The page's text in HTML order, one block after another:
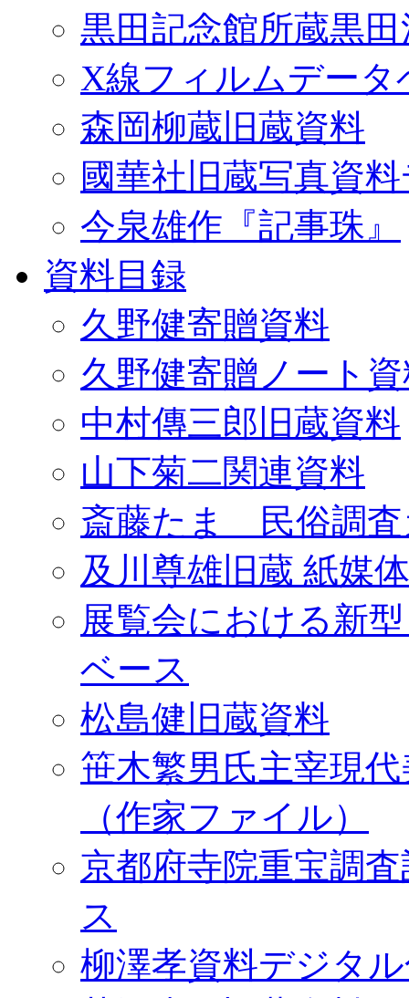
黒田記念館所蔵黒
X線フィルムデータ
森岡柳蔵旧蔵資料
國華社旧蔵写真資
今泉雄作『記事珠』
資料目録
久野健寄贈資料
久野健寄贈ノート
中村傳三郎旧蔵資料
山下菊二関連資料
斎藤たま 民俗調査
及川尊雄旧蔵 紙媒
展覧会における新
ベース
松島健旧蔵資料
笹木繁男氏主宰現
（作家ファイル）
京都府寺院重宝調
ス
柳澤孝資料デジタ